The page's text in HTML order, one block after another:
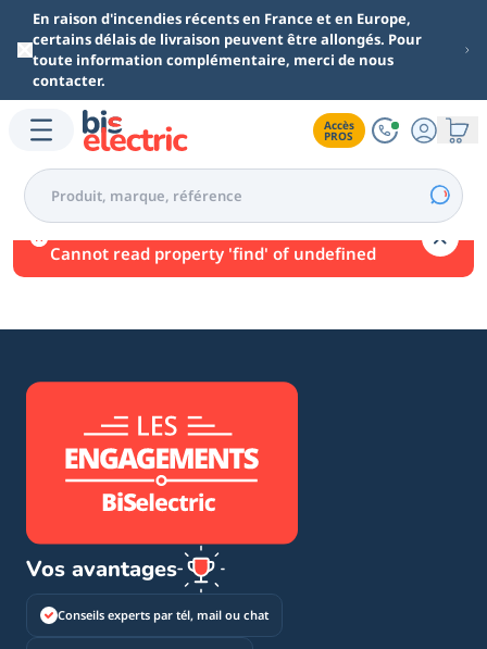
Aller au contenu principal
En raison d'incendies récents en France et en Europe,
certains délais de livraison peuvent être allongés. Pour
toute information complémentaire, merci de nous
contacter.
Accès
PROS
Une erreur est survenue.
Cannot read property 'find' of undefined
Vos avantages
Conseils experts par tél, mail ou chat